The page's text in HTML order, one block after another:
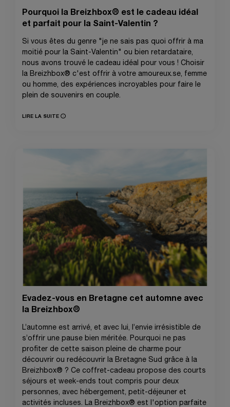
Pourquoi la Breizhbox® est le cadeau idéal
et parfait pour la Saint-Valentin ?
Si vous êtes du genre "je ne sais pas quoi offrir à ma
moitié pour la Saint-Valentin" ou bien retardataire,
nous avons trouvé le cadeau idéal pour vous ! Choisir
la Breizhbox® c'est offrir à votre amoureux.se, femme
ou homme, des expériences incroyables pour faire le
plein de souvenirs en couple.
LIRE LA SUITE
Evadez-vous en Bretagne cet automne avec
la Breizhbox®
L’automne est arrivé, et avec lui, l’envie irrésistible de
s’offrir une pause bien méritée. Pourquoi ne pas
profiter de cette saison pleine de charme pour
découvrir ou redécouvrir la Bretagne Sud grâce à la
Breizhbox® ? Ce coffret-cadeau propose des courts
séjours et week-ends tout compris pour deux
personnes, avec hébergement, petit-déjeuner et
activités incluses. La Breizhbox® est l'option parfaite